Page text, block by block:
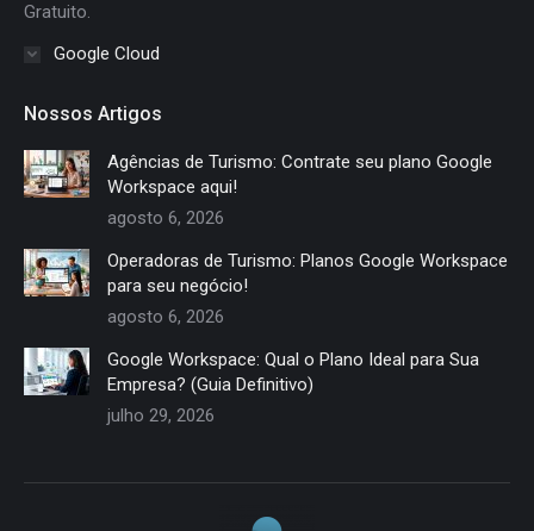
Gratuito.
Google Cloud
Nossos Artigos
Agências de Turismo: Contrate seu plano Google
Workspace aqui!
agosto 6, 2026
Operadoras de Turismo: Planos Google Workspace
para seu negócio!
agosto 6, 2026
Google Workspace: Qual o Plano Ideal para Sua
Empresa? (Guia Definitivo)
julho 29, 2026